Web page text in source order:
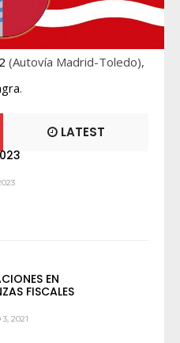
(Autovía Madrid-Toledo),
.
LATEST
EN
FISCALES
3, 2021